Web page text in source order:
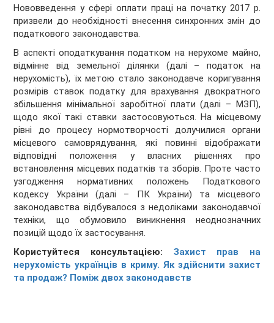
Нововведення у сфері оплати праці на початку 2017 р.
призвели до необхідності внесення синхронних змін до
податкового законодавства.
В аспекті оподаткування податком на нерухоме майно,
відмінне від земельної ділянки (далі – податок на
нерухомість), їх метою стало законодавче коригування
розмірів ставок податку для врахування двократного
збільшення мінімальної заробітної плати (далі – МЗП),
щодо якої такі ставки застосовуються. На місцевому
рівні до процесу нормотворчості долучилися органи
місцевого самоврядування, які повинні відображати
відповідні положення у власних рішеннях про
встановлення місцевих податків та зборів. Проте часто
узгодження нормативних положень Податкового
кодексу України (далі – ПК України) та місцевого
законодавства відбувалося з недоліками законодавчої
техніки, що обумовило виникнення неоднозначних
позицій щодо їх застосування.
Користуйтеся консультацією: Захист прав на
нерухомість українців в криму. Як здійснити захист
та продаж? Поміж двох законодавств